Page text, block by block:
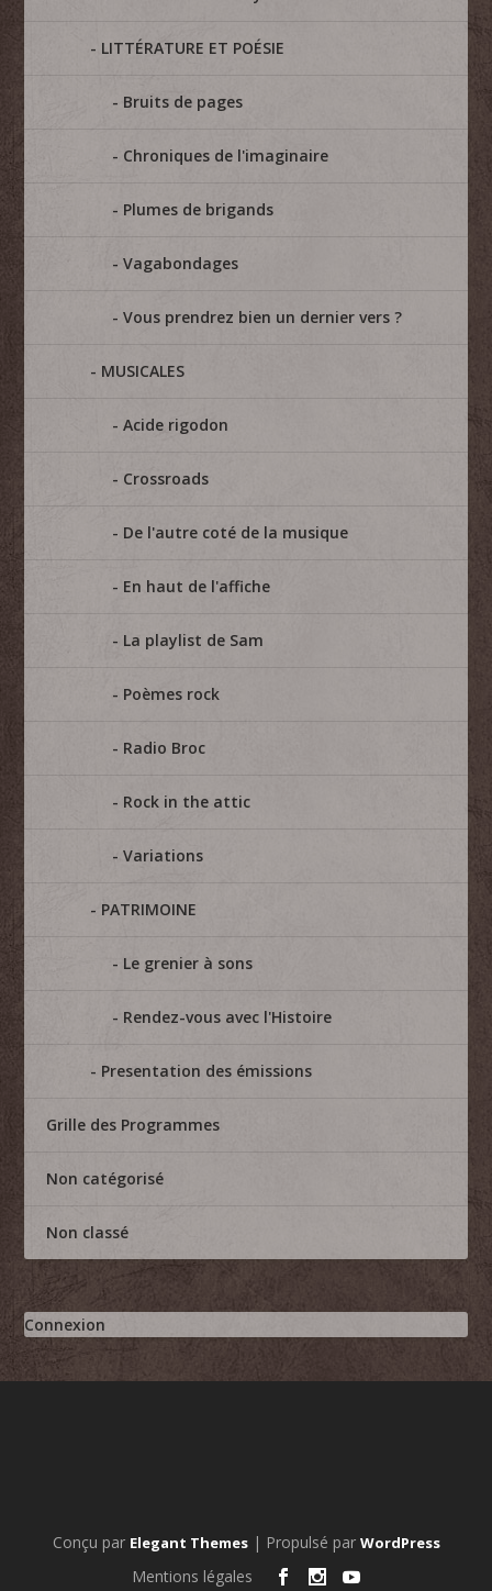
LITTÉRATURE ET POÉSIE
Bruits de pages
Chroniques de l'imaginaire
Plumes de brigands
Vagabondages
Vous prendrez bien un dernier vers ?
MUSICALES
Acide rigodon
Crossroads
De l'autre coté de la musique
En haut de l'affiche
La playlist de Sam
Poèmes rock
Radio Broc
Rock in the attic
Variations
PATRIMOINE
Le grenier à sons
Rendez-vous avec l'Histoire
Presentation des émissions
Grille des Programmes
Non catégorisé
Non classé
Connexion
Conçu par Elegant Themes| Propulsé par WordPress
Mentions légales